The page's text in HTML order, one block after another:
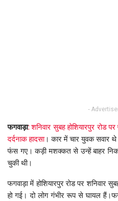
-
फगवाड़ा:शनिवार सुबह होशियारपुर रोड
दर्दनाकहादसा। कार में चार युवक सवार
फंस गए। कड़ी मशक्कत से उन्हें बाहर
चुकी थी।
फगवाड़ा में होशियारपुर रोड पर शनिवार
हो गई। दो लोग गंभीर रूप से घायल